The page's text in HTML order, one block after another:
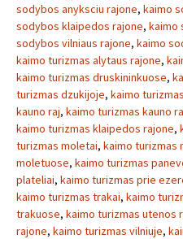
sodybos anyksciu rajone, kaimo
sodybos klaipedos rajone, kaimo
sodybos vilniaus rajone, kaimo
kaimo turizmas alytaus rajone,
kaimo turizmas druskininkuose,
turizmas dzukijoje, kaimo
kauno raj, kaimo turizmas kauno
kaimo turizmas klaipedos rajone,
turizmas moletai, kaimo turizmas
moletuose, kaimo turizmas
plateliai, kaimo turizmas prie
kaimo turizmas trakai, kaimo
trakuose, kaimo turizmas utenos
rajone, kaimo turizmas vilniuje,